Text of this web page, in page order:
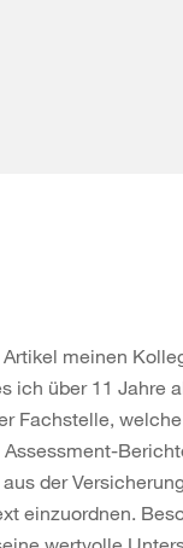
meinen
ich über 11 Jahre
Fachstelle,
der
einzuordnen.